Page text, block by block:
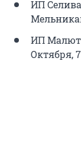
ИП
ИП
Октября,